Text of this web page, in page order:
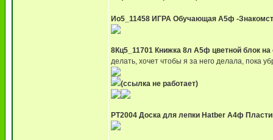
Ио5_11458 ИГРА Обучающая А5ф -
8Кц5_11701 Книжка 8л А5ф цветной блок
делать, хочет чтобы я за него делала, пока
(ссылка не работает)
PT2004 Доска для лепки Hatber А4ф